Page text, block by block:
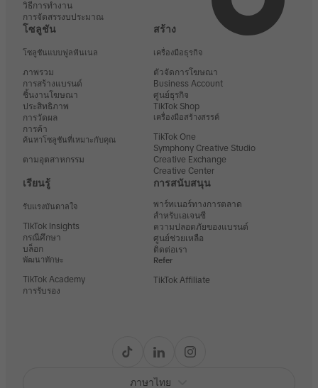
วิธีการทำงาน
การจัดสรรงบประมาณ
โซลูชัน
โซลูชันแบบฟูลฟันเนล
ภาพรวม
การสร้างแบรนด์
ชิ้นงานโฆษณา
ประสิทธิภาพ
การวัดผล
การค้า
ค้นหาโซลูชันที่เหมาะกับคุณ
ตามอุตสาหกรรม
สร้าง
เครื่องมือธุรกิจ
ตัวจัดการโฆษณา
Business Account
ศูนย์ธุรกิจ
TikTok Shop
เครื่องมือสร้างสรรค์
TikTok One
Symphony Creative Studio
Creative Exchange
Creative Center
เรียนรู้
รับแรงบันดาลใจ
TIkTok Insights
กรณีศึกษา
บล็อก
พัฒนาทักษะ
TikTok Academy
การรับรอง
การสนับสนุน
พาร์ทเนอร์ทางการตลาด
สำหรับเอเจนซี
ความปลอดภัยของแบรนด์
ศูนย์ช่วยเหลือ
ติดต่อเรา
Refer
TikTok Affiliate
ภาษาไทย